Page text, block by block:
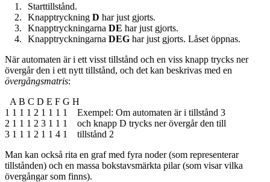
Starttillstånd.
Knapptryckning D har just gjorts.
Knapptryckningarna DE har just gjorts.
Knapptryckningarna DEG har just gjorts. Låset öppnas.
När automaten är i ett visst tillstånd och en viss knapp trycks ner
övergår den i ett nytt tillstånd, och det kan beskrivas med en
övergångsmatris:
A B C D E F G H
1 1 1 1 2 1 1 1 1 Exempel: Om automaten är i tillstånd 3
2 1 1 1 2 3 1 1 1 och knapp D trycks ner övergår den till
3 1 1 1 2 1 1 4 1 tillstånd 2
Man kan också rita en graf med fyra noder (som representerar
tillstånden) och en massa bokstavsmärkta pilar (som visar vilka
övergångar som finns).